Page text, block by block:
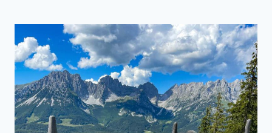
ZILLERTALER
HÖHENSTRASSE